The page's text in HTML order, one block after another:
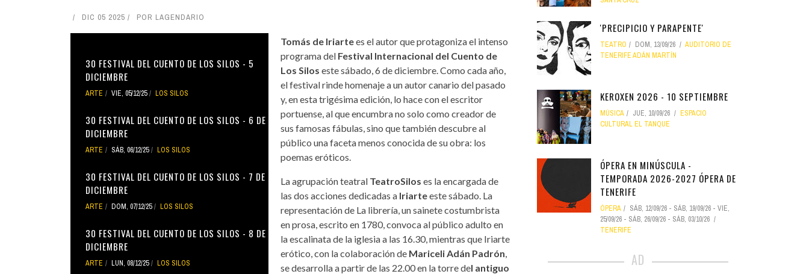
DIC 05 2025 POR LAGENDARIO
30 FESTIVAL DEL CUENTO DE LOS SILOS - 5
DICIEMBRE
ARTE VIE, 05/12/25 LOS SILOS
30 FESTIVAL DEL CUENTO DE LOS SILOS - 6 DE
DICIEMBRE
ARTE SÁB, 06/12/25 LOS SILOS
30 FESTIVAL DEL CUENTO DE LOS SILOS - 7 DE
DICIEMBRE
ARTE DOM, 07/12/25 LOS SILOS
30 FESTIVAL DEL CUENTO DE LOS SILOS - 8 DE
DICIEMBRE
ARTE LUN, 08/12/25 LOS SILOS
Tomás de Iriartees el autor que protagoniza el intenso
programa delFestival Internacional del Cuento de
Los Silos este sábado, 6 de diciembre. Como cada año,
el festival rinde homenaje a un autor canario del pasado
y, en esta trigésima edición, lo hace con el escritor
portuense, al que encumbra no solo como creador de
sus famosas fábulas, sino que también descubre al
público una faceta menos conocida de su obra: los
poemas eróticos.
La agrupación teatralTeatroSilos es la encargada de
las dos acciones dedicadas aIriarteeste sábado. La
representación de La librería, un sainete costumbrista
en prosa, escrito en 1780, convoca al público adulto en
la escalinata de la iglesia a las 16.30, mientras que Iriarte
erótico, con la colaboración de Mariceli Adán Padrón
se desarrolla a partir de las 22.00 en la torre del antiguo
'PRECIPICIO Y PARAPENTE'
TEATRO DOM, 13/09/26
AUDITORIO DE
TENERIFE ADÁN MARTÍN
KEROXEN 2026 - 10 SEPTIEMBRE
MÚSICA JUE, 10/09/26
ESPACIO
CULTURAL EL TANQUE
ÓPERA EN MINÚSCULA -
TEMPORADA 2026-2027 ÓPERA DE
TENERIFE
ÓPERA SÁB, 12/09/26 - SÁB, 19/09/26 - VIE,
25/09/26 - SÁB, 26/09/26 - SÁB, 03/10/26
TENERIFE
AD